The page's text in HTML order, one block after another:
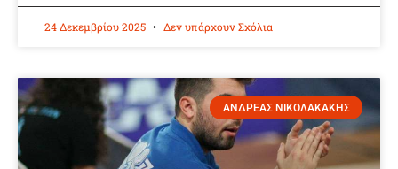
24 Δεκεμβρίου 2025 Δεν υπάρχουν Σχόλια
ΑΝΔΡΕΑΣ ΝΙΚΟΛΑΚΑΚΗΣ